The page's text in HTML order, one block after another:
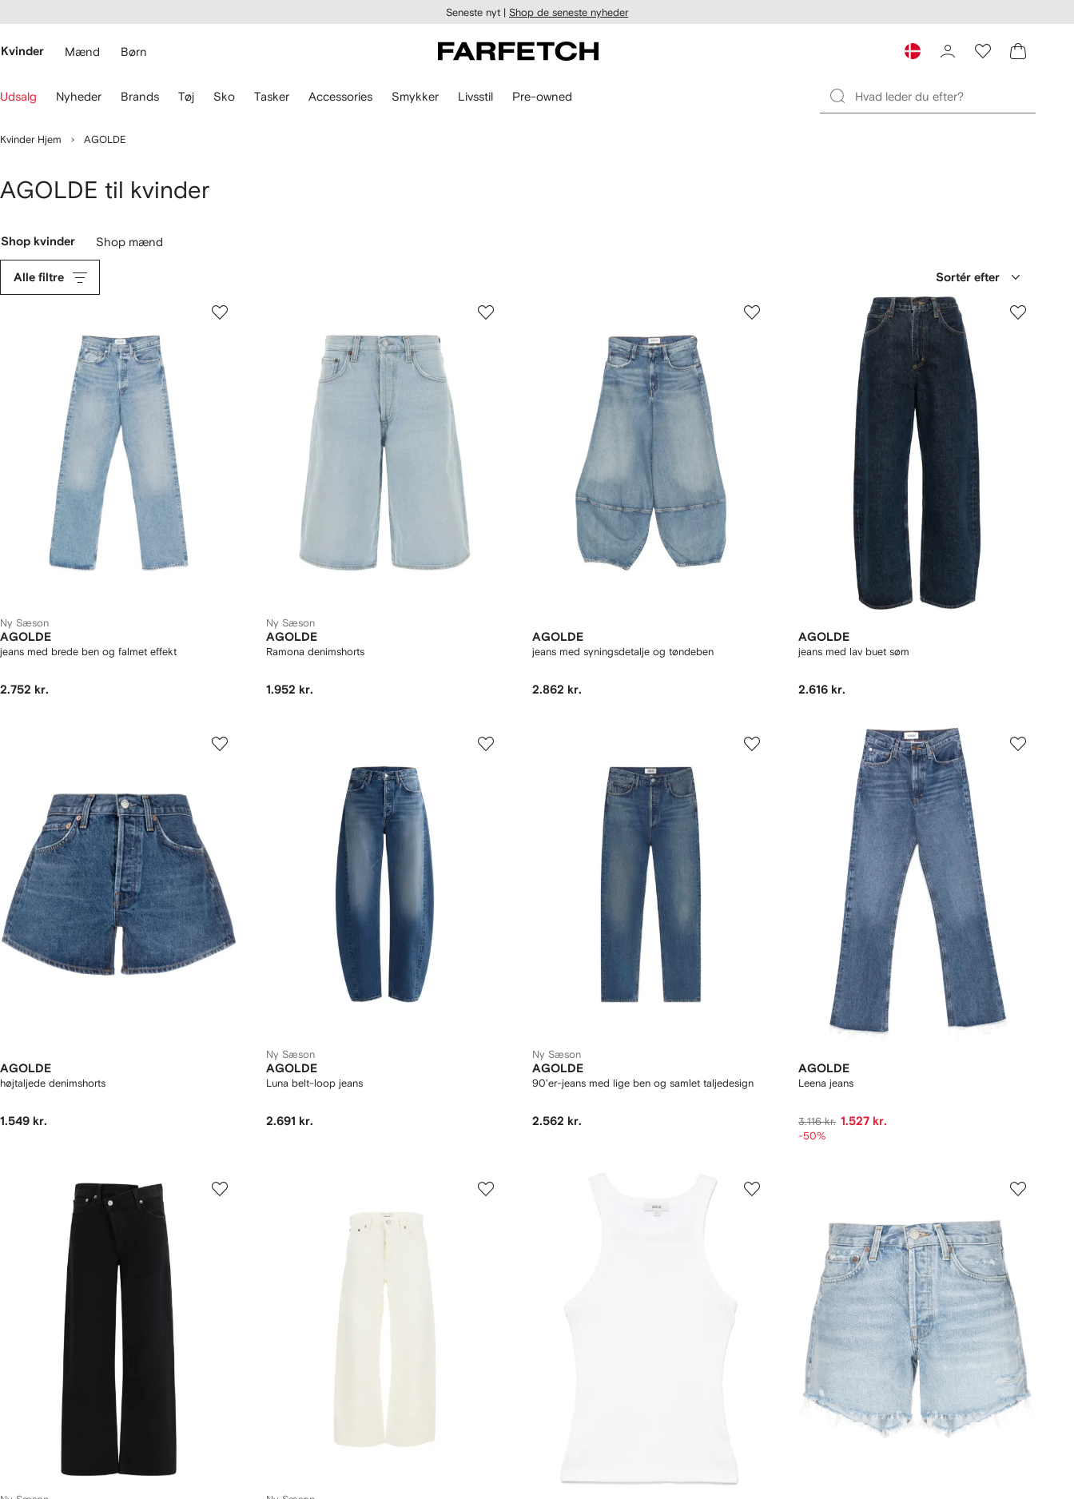
Seneste nyt | Shop de seneste nyheder
Kvinder Mænd Børn
Udsalg Nyheder Brands Tøj Sko Tasker Accessories Smykker Livsstil Pre-owned
Kvinder Hjem AGOLDE
AGOLDE til kvinder
Shop kvinder Shop mænd
Alle filtre Sortér efter
Ny Sæson
AGOLDE
jeans med brede ben og falmet effekt
2.752 kr.
Ny Sæson
AGOLDE
Ramona denimshorts
1.952 kr.
AGOLDE
jeans med syningsdetalje og tøndeben
2.862 kr.
AGOLDE
jeans med lav buet søm
2.616 kr.
AGOLDE
højtaljede denimshorts
1.549 kr.
Ny Sæson
AGOLDE
Luna belt-loop jeans
2.691 kr.
Ny Sæson
AGOLDE
90'er-jeans med lige ben og samlet taljedesign
2.562 kr.
AGOLDE
Leena jeans
3.116 kr. 1.527 kr.
-50%